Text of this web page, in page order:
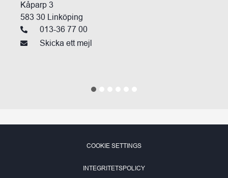
Kåparp 3
583 30 Linköping
013-36 77 00
Skicka ett mejl
4
СOOKIE SETTINGS
INTEGRITETSPOLICY